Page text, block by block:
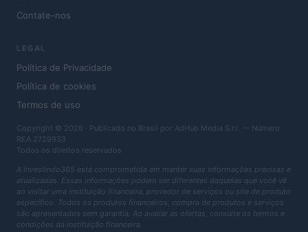
Contate-nos
LEGAL
Política de Privacidade
Política de cookies
Termos de uso
Copyright © 2026 · Publicado no Brasil por AdHub Media S.r.l. — Número
REA 2729933
Todos os direitos reservados
A Investindo365 está comprometida em manter suas informações precisas e
atualizadas. Essas informações podem ser diferentes daquelas que você vê
ao visitar uma instituição financeira, provedor de serviços ou site de produto
específico. Todos os produtos financeiros, compra de produtos e serviços
são apresentados sem garantia. Ao avaliar as ofertas, consulte os termos e
condições da instituição financeira.